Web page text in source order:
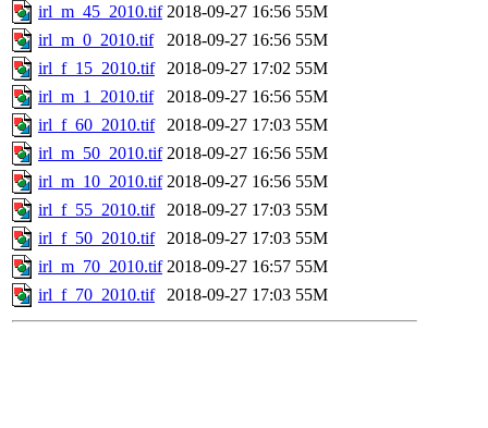
irl_m_45_2010.tif 2018-09-27 16:56 55M
irl_m_0_2010.tif
2018-09-27 16:56 55M
irl_f_15_2010.tif
2018-09-27 17:02 55M
irl_m_1_2010.tif
2018-09-27 16:56 55M
irl_f_60_2010.tif
2018-09-27 17:03 55M
irl_m_50_2010.tif 2018-09-27 16:56 55M
irl_m_10_2010.tif 2018-09-27 16:56 55M
irl_f_55_2010.tif
2018-09-27 17:03 55M
irl_f_50_2010.tif
2018-09-27 17:03 55M
irl_m_70_2010.tif 2018-09-27 16:57 55M
irl_f_70_2010.tif
2018-09-27 17:03 55M